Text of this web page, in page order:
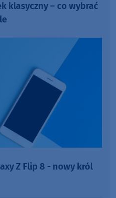
klasyczny – co wybrać
Z Flip 8 - nowy król